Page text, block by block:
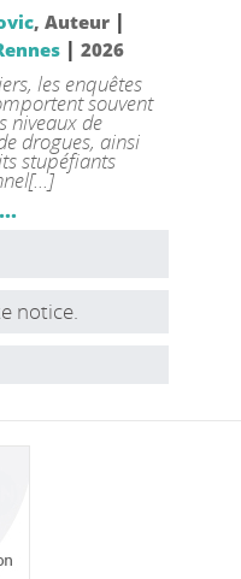
, Auteur |
| 2026
les enquêtes
souvent
niveaux de
drogues, ainsi
stupéfiants
notice.